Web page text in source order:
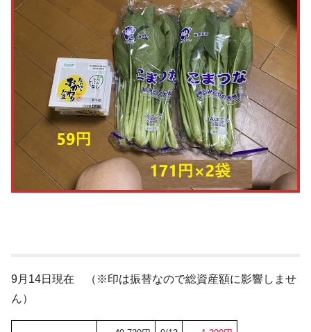
9月14日現在 （※印は振替なので総資産額に影響しませ
ん）